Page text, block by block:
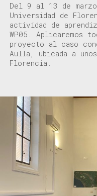
Del 9 al 13 de
Universidad de
actividad de
WP05. Aplicaremos
proyecto al caso
Aulla, ubicada a
Florencia.